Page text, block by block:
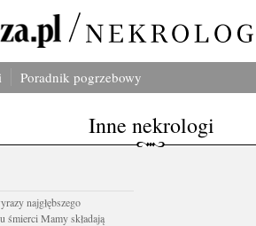
Poradnik pogrzebowy
Inne nekrologi
najgłębszego
śmierci Mamy składają